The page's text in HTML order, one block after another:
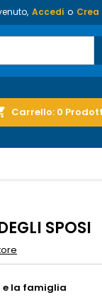
Accedi o Crea
Carrello: 0
SPOSI
e la famiglia